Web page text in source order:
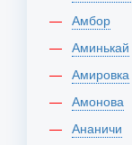
Амбор
Аминькай
Амировка
Амонова
Ананичи